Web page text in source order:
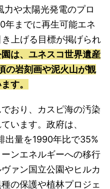
力や太陽光発電のプロ
年までに再生可能エネ
上げる目標が掲げられ
は、ユネスコ世界遺産
の岩刻画や泥火山が観
す。
おり、カスピ海の汚染
います。政府は、
出量を1990年比で35%
ンエネルギーへの移行
ァン国立公園やヒルカ
の保護や植林プロジェ